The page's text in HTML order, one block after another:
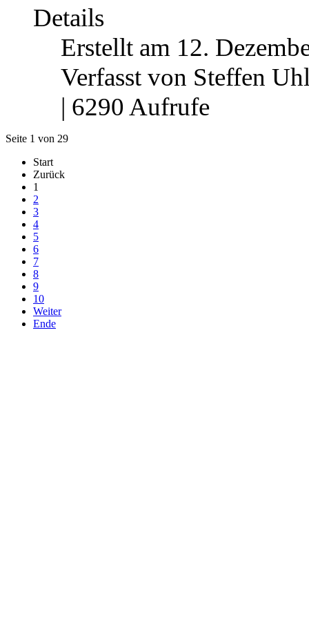
Details
Erstellt am 12.
Verfasst von Steffen
| 6290 Aufrufe
Seite 1 von 29
Start
Zurück
1
2
3
4
5
6
7
8
9
10
Weiter
Ende